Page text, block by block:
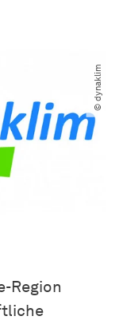
© dynaklim
Region